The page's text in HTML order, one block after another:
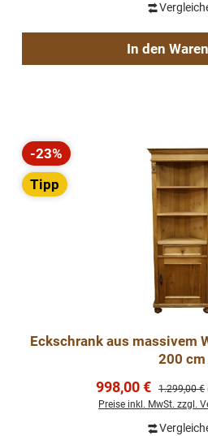
In den
Rabatt
-23%
Tipp
Eckschrank aus massivem
200 cm
Verkaufspreis:
998,00 € Regulärer
1.299,00 €
Preise inkl. MwSt. zzgl.